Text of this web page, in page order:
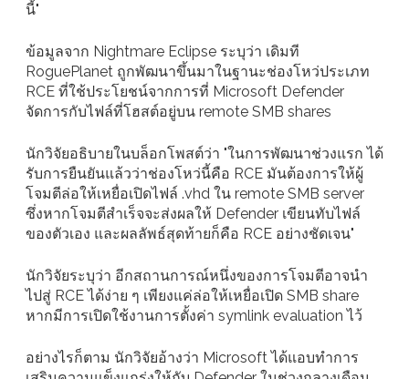
นี้"
ข้อมูลจาก Nightmare Eclipse ระบุว่า เดิมที
RoguePlanet ถูกพัฒนาขึ้นมาในฐานะช่องโหว่ประเภท
RCE ที่ใช้ประโยชน์จากการที่ Microsoft Defender
จัดการกับไฟล์ที่โฮสต์อยู่บน remote SMB shares
นักวิจัยอธิบายในบล็อกโพสต์ว่า "ในการพัฒนาช่วงแรก ได้
รับการยืนยันแล้วว่าช่องโหว่นี้คือ RCE มันต้องการให้ผู้
โจมตีล่อให้เหยื่อเปิดไฟล์ .vhd ใน remote SMB server
ซึ่งหากโจมตีสำเร็จจะส่งผลให้ Defender เขียนทับไฟล์
ของตัวเอง และผลลัพธ์สุดท้ายก็คือ RCE อย่างชัดเจน"
นักวิจัยระบุว่า อีกสถานการณ์หนึ่งของการโจมตีอาจนำ
ไปสู่ RCE ได้ง่าย ๆ เพียงแค่ล่อให้เหยื่อเปิด SMB share
หากมีการเปิดใช้งานการตั้งค่า symlink evaluation ไว้
อย่างไรก็ตาม นักวิจัยอ้างว่า Microsoft ได้แอบทำการ